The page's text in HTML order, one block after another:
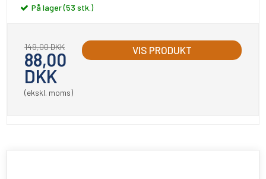
På lager (53 stk.)
149,00 DKK
88,00
DKK
(ekskl. moms)
VIS PRODUKT